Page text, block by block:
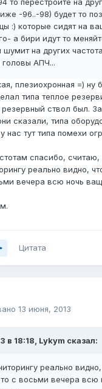
то перестройте на
-96..-98) будет то
:) которые сидят на
а бири идут то
шумит на других
головы АПЧ...
плезиохронная =) ну
типа теплое
ствол был.
сказали, типа
нас тут типа помехи
спасибо, считаю,
реально видно,
вечера всю ночь
Цитата
13 июня, 2013
в 18:18, Lykym сказал:
реально
то с восьми вечера всю